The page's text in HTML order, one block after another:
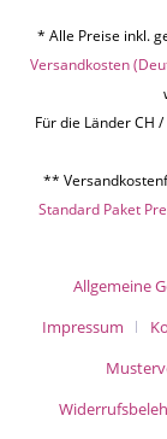
* Alle Preise inkl.
Versandkosten
Für die Länder CH
**
Standard Paket
Allgemeine
Impressum